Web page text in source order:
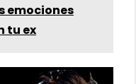
emociones
tu ex